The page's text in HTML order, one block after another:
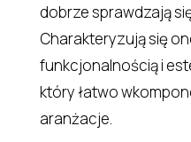
dobrze sprawdzają
Charakteryzują się
funkcjonalnością i
który łatwo
aranżacje.